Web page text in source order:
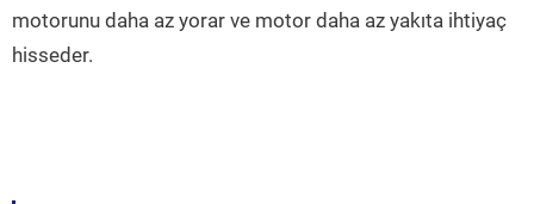
motorunu daha az yorar ve motor daha az yakıta ihtiyaç
hisseder.